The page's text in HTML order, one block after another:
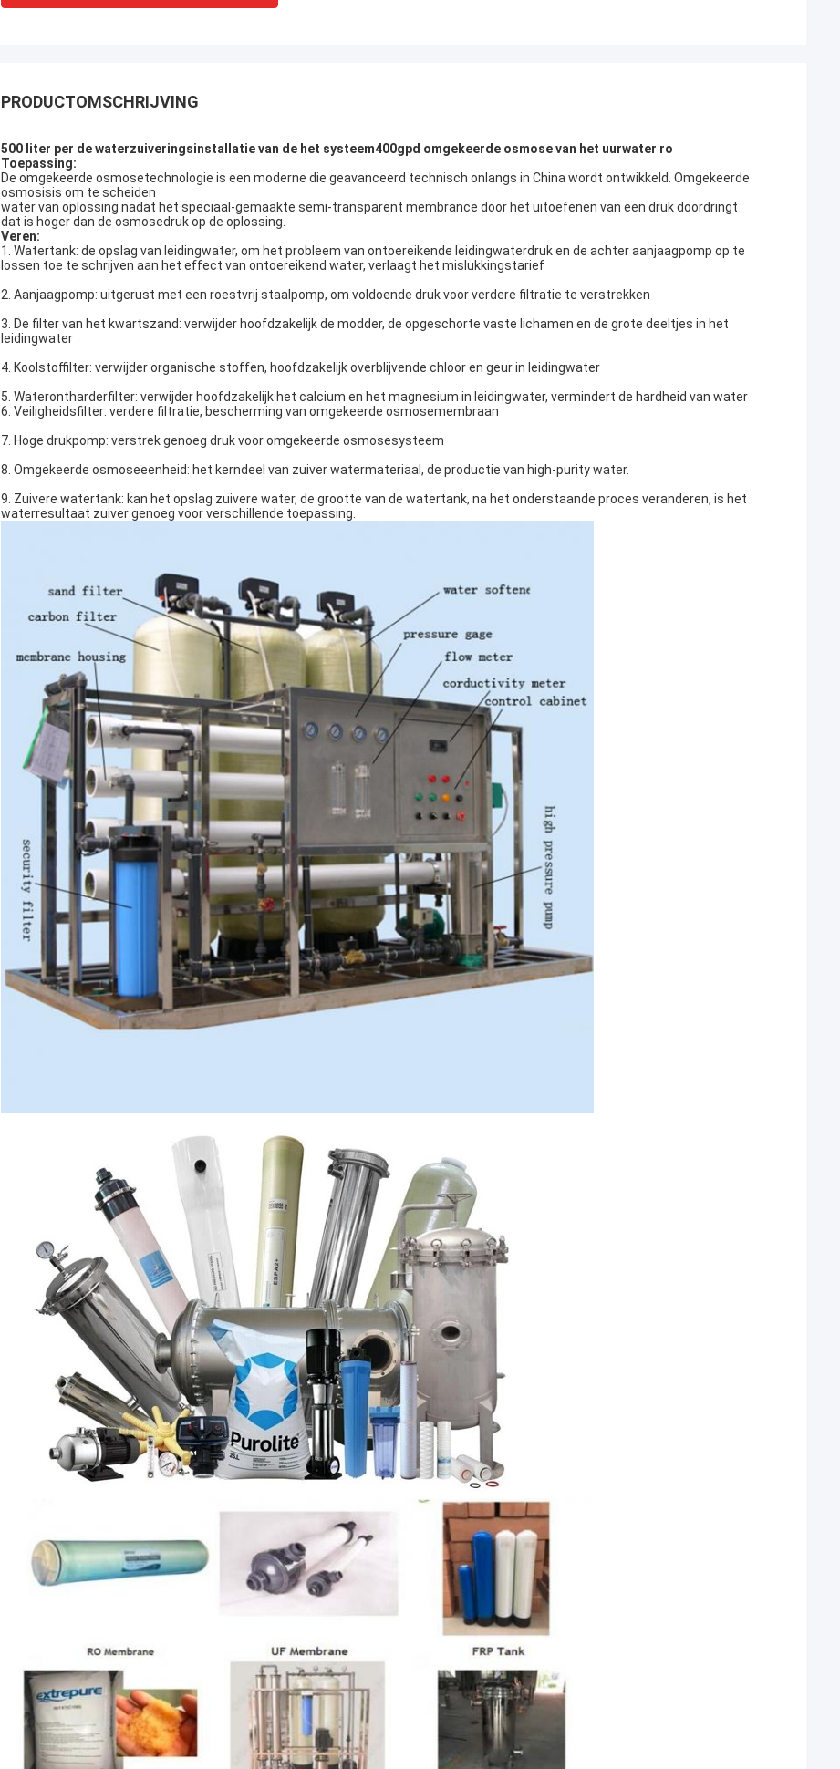
PRODUCTOMSCHRIJVING
500 liter per de waterzuiveringsinstallatie van de het systeem400gpd omgekeerde osmose van het uurwater ro
Toepassing:
De omgekeerde osmosetechnologie is een moderne die geavanceerd technisch onlangs in China wordt ontwikkeld. Omgekeerde
osmosisis om te scheiden
water van oplossing nadat het speciaal-gemaakte semi-transparent membrance door het uitoefenen van een druk doordringt
dat is hoger dan de osmosedruk op de oplossing.
Veren:
1. Watertank: de opslag van leidingwater, om het probleem van ontoereikende leidingwaterdruk en de achter aanjaagpomp op te
lossen toe te schrijven aan het effect van ontoereikend water, verlaagt het mislukkingstarief
2. Aanjaagpomp: uitgerust met een roestvrij staalpomp, om voldoende druk voor verdere filtratie te verstrekken
3. De filter van het kwartszand: verwijder hoofdzakelijk de modder, de opgeschorte vaste lichamen en de grote deeltjes in het
leidingwater
4. Koolstoffilter: verwijder organische stoffen, hoofdzakelijk overblijvende chloor en geur in leidingwater
5. Waterontharderfilter: verwijder hoofdzakelijk het calcium en het magnesium in leidingwater, vermindert de hardheid van water
6. Veiligheidsfilter: verdere filtratie, bescherming van omgekeerde osmosemembraan
7. Hoge drukpomp: verstrek genoeg druk voor omgekeerde osmosesysteem
8. Omgekeerde osmoseeenheid: het kerndeel van zuiver watermateriaal, de productie van high-purity water.
9. Zuivere watertank: kan het opslag zuivere water, de grootte van de watertank, na het onderstaande proces veranderen, is het
waterresultaat zuiver genoeg voor verschillende toepassing.